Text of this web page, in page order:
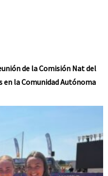
de la Comisión Nat del
en la Comunidad Autónoma